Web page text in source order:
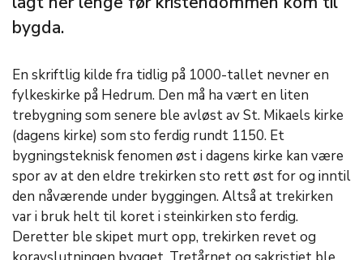
bygda.
En skriftlig kilde fra tidlig på 1000-tallet nevner en
fylkeskirke på Hedrum. Den må ha vært en liten
trebygning som senere ble avløst av St. Mikaels kirke
(dagens kirke) som sto ferdig rundt 1150. Et
bygningsteknisk fenomen øst i dagens kirke kan være
spor av at den eldre trekirken sto rett øst for og inntil
den nåværende under byggingen. Altså at trekirken
var i bruk helt til koret i steinkirken sto ferdig.
Deretter ble skipet murt opp, trekirken revet og